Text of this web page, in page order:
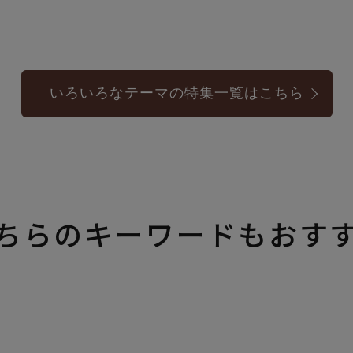
いろいろなテーマの特集一覧はこちら
らのキーワードもおす